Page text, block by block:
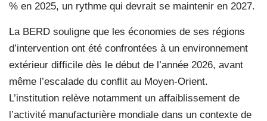
% en 2025, un rythme qui devrait se maintenir en 2027.
La BERD souligne que les économies de ses régions
d’intervention ont été confrontées à un environnement
extérieur difficile dès le début de l’année 2026, avant
même l’escalade du conflit au Moyen-Orient.
L’institution relève notamment un affaiblissement de
l’activité manufacturière mondiale dans un contexte de